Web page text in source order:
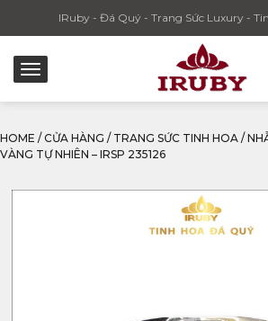
IRuby - Đá Quý - Trang Sức Luxury -
HOME / CỬA HÀNG / TRANG SỨC TINH HOA /
VÀNG TỰ NHIÊN – IRSP 235126